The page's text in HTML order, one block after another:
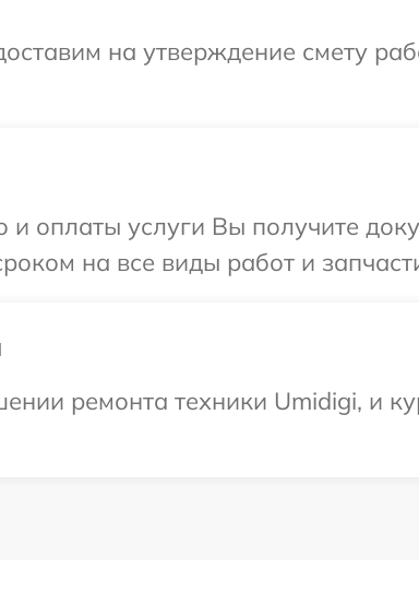
на утверждение смету
и оплаты услуги Вы получите
на все виды работ и
ремонта техники Umidigi, и